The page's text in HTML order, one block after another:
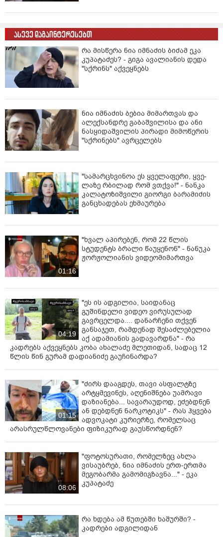
ასევე დაგაინტერესებთ
რა მისწერა ნია იმნაძის ბიძამ ეკა
კუპატაძეს? - გიგა ავალიანის დედა
"სქრინს" აქვეყნებს
ნია იმნაძის ბებია მიმართვას და
ალექსანდრე გაბაშვილისა და ანი
ნასყიდაშვილის პირადი მიმოწერის
"სქრინებს" ავრცელებს
"სა­მარ­ცხვი­ნოა ეს ყვე­ლა­ფე­რი, ყვე­
ლა­ზე რბი­ლად რომ ვთქვა!" - ნანკა
კალატოზიშვილი გიორგი ბარამიძის
განცხადებას ეხმაურება
01:16
"ხვალ აპირებენ, რომ 22 წლის
სტუდენტს ბრალი წაუყენონ" - ნანუკა
ჟორჟოლიანის ვიდეომიმართვა
04:19
"ეს ის ადგილია, საიდანაც
გუშინდელი ვიდეო ვირუსულად
გავრცელდა.... დანარჩენი თქვენ
განსაჯეთ, რამდენად შესაძლებელია
აქ ადამიანის გადავარდნა" - რა
კადრებს აქვეყნებს კობა ახალაძე მლეთიდან, სადაც 12
წლის წინ გურამ დადიანიძე გაუჩინარდა?
01:15
"ძირს დააგდეს, თავი ასფალტზე
არტყმევინეს, აღენიშნება უამრავი
დაზიანება... სავარაუდოდ, ეძებდნენ
ან დებდნენ ნარკოტიკს" - რას ჰყვება
ადვოკატი კურიერზე, რომელსაც
არასრულწლოვანები ფიზიკურად გაუსწორდნენ?
08:06
"ფოტოსურათი, რომელზეც ახლა
ვისაუბრებ, ნია იმნაძის ერთ-ერთმა
მეგობარმა გამომიგზავნა..." - ეკა
კუპატაძე
რა ხდება ამ წუთებში ხაშურში? -
კადრები ადგილიდან